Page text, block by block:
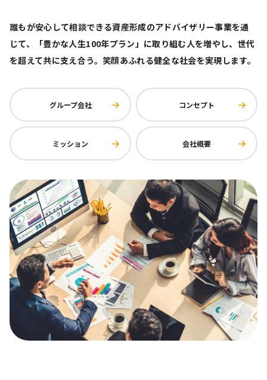
誰もが安心して相談できる資産形成のアドバイザリー事業を通
じて、「豊かな人生100年プラン」に取り組む人を増やし、世代
を超えて共に支え合う。笑顔あふれる健全な社会を実現します。
グループ会社 コンセプト
ミッション 会社概要